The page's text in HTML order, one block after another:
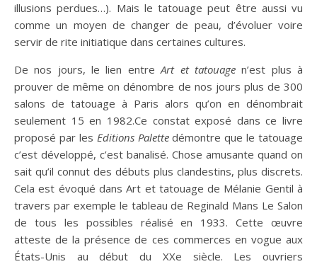
illusions perdues…). Mais le tatouage peut être aussi vu
comme un moyen de changer de peau, d’évoluer voire
servir de rite initiatique dans certaines cultures.
De nos jours, le lien entreArt et tatouagen’est plus à
prouver de même on dénombre de nos jours plus de 300
salons de tatouage à Paris alors qu’on en dénombrait
seulement 15 en 1982.Ce constat exposé dans ce livre
proposé par les Editions Palettedémontre que le tatouage
c’est développé, c’est banalisé. Chose amusante quand on
sait qu’il connut des débuts plus clandestins, plus discrets.
Cela est évoqué dans Art et tatouage de Mélanie Gentil à
travers par exemple le tableau de Reginald Mans Le Salon
de tous les possibles réalisé en 1933. Cette œuvre
atteste de la présence de ces commerces en vogue aux
États-Unis au début du XXe siècle. Les ouvriers